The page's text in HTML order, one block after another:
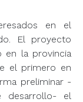
en el
El proyecto
en la provincia
el primero en
preliminar -
desarrollo- el